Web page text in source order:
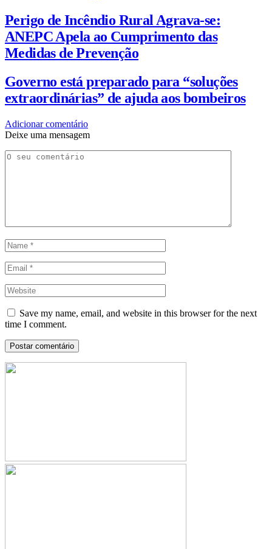
Perigo de Incêndio Rural Agrava-se:
ANEPC Apela ao Cumprimento das
Medidas de Prevenção
Governo está preparado para “soluções
extraordinárias” de ajuda aos bombeiros
Adicionar comentário
Deixe uma mensagem
Save my name, email, and website in this browser for the next
time I comment.